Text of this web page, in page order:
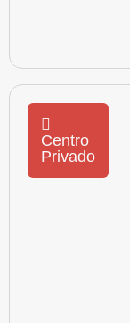
Centro
Privado